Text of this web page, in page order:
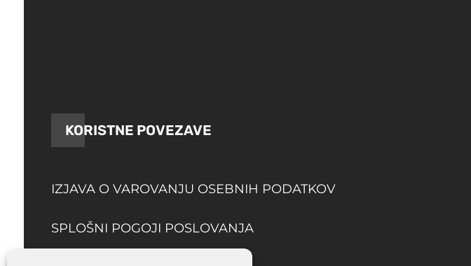
KORISTNE POVEZAVE
IZJAVA O VAROVANJU OSEBNIH PODATKOV
SPLOŠNI POGOJI POSLOVANJA